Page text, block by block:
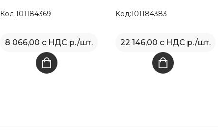
Код:101184369
8 066,00 с НДС р./шт.
Код:101184383
22 146,00 с НДС р./шт.